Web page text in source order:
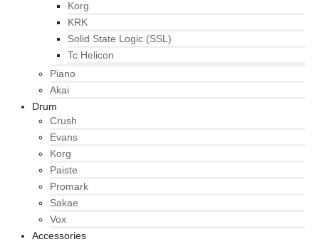
Korg
KRK
Solid State Logic (SSL)
Tc Helicon
Piano
Akai
Drum
Crush
Evans
Korg
Paiste
Promark
Sakae
Vox
Accessories